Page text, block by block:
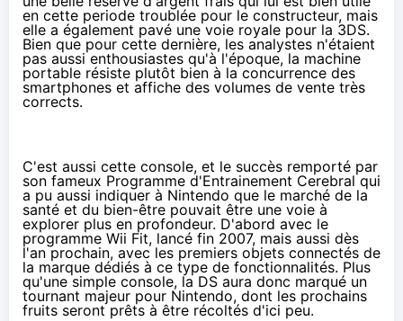
en cette periode troublée pour le constructeur, mais
elle a également pavé une voie royale pour la 3DS.
Bien que pour cette dernière, les analystes n'étaient
pas aussi enthousiastes qu'à l'époque, la machine
portable résiste plutôt bien à la concurrence des
smartphones et affiche des volumes de vente très
corrects.
C'est aussi cette console, et le succès remporté par
son fameux Programme d'Entrainement Cerebral qui
a pu aussi indiquer à Nintendo que le marché de la
santé et du bien-être pouvait être une voie à
explorer plus en profondeur. D'abord avec le
programme Wii Fit, lancé fin 2007, mais aussi dès
l'an prochain, avec les premiers objets connectés de
la marque dédiés à ce type de fonctionnalités. Plus
qu'une simple console, la DS aura donc marqué un
tournant majeur pour Nintendo, dont les prochains
fruits seront prêts à être récoltés d'ici peu.